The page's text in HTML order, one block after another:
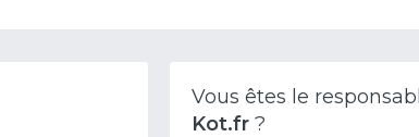
Vous êtes le
Kot.fr ?